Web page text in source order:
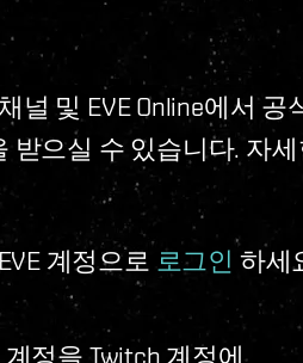
널 및 EVE Online에서 공
받으실 수 있습니다. 자
계정으로 로그인 하세
계정을 Twitch 계정에